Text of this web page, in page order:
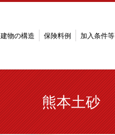
建物の構造 保険料例 加入条件等
熊本土砂